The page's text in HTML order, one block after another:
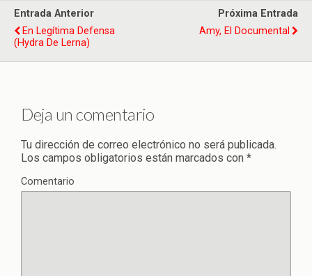
Entrada Anterior
En Legítima Defensa
(Hydra De Lerna)
Próxima Entrada
Amy, El Documental
Deja un comentario
Tu dirección de correo electrónico no será publicada.
Los campos obligatorios están marcados con *
Comentario